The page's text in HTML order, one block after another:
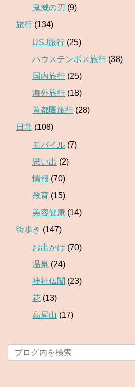
鬼滅の刃 (9)
旅行 (134)
USJ旅行 (25)
ハウステンボス旅行 (38)
国内旅行 (25)
海外旅行 (18)
首都圏旅行 (28)
日常 (108)
モバイル (7)
思い出 (2)
情報 (70)
教育 (15)
美容健康 (14)
街歩き (147)
お出かけ (70)
温泉 (24)
神社仏閣 (23)
花 (13)
高尾山 (17)